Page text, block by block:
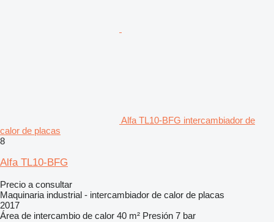
Alfa TL10-BFG intercambiador de
calor de placas
8
Alfa TL10-BFG
Precio a consultar
Maquinaria industrial - intercambiador de calor de placas
2017
Área de intercambio de calor 40 m² Presión 7 bar